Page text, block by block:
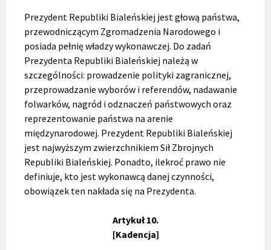
Prezydent Republiki Bialeńskiej jest głową państwa,
przewodniczącym Zgromadzenia Narodowego i
posiada pełnię władzy wykonawczej. Do zadań
Prezydenta Republiki Bialeńskiej należą w
szczególności: prowadzenie polityki zagranicznej,
przeprowadzanie wyborów i referendów, nadawanie
folwarków, nagród i odznaczeń państwowych oraz
reprezentowanie państwa na arenie
międzynarodowej. Prezydent Republiki Bialeńskiej
jest najwyższym zwierzchnikiem Sił Zbrojnych
Republiki Bialeńskiej. Ponadto, ilekroć prawo nie
definiuje, kto jest wykonawcą danej czynności,
obowiązek ten nakłada się na Prezydenta.
Artykuł 10.
[Kadencja]